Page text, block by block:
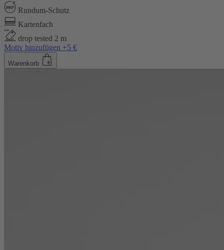
Rundum-Schutz
Kartenfach
drop tested 2 m
Motiv hinzufügen +5 €
Warenkorb